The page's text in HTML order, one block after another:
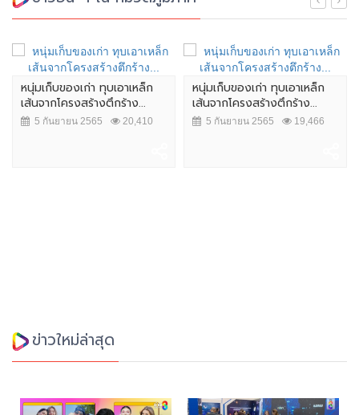
หนุ่มเก็บของเก่า ทุบเอาเหล็ก
เส้นจากโครงสร้างตึกร้าง...
5 กันยายน 2565 20,410
หนุ่มเก็บของเก่า ทุบเอาเหล็ก
เส้นจากโครงสร้างตึกร้าง...
5 กันยายน 2565 19,466
ข่าวใหม่ล่าสุด